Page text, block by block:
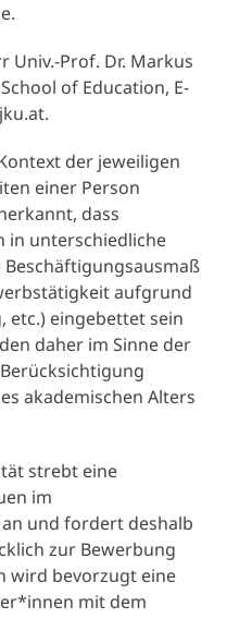
Univ.-Prof. Dr. Markus
of Education, E-
der jeweiligen
einer Person
dass
in unterschiedliche
aufgrund
etc.) eingebettet sein
daher im Sinne der
akademischen Alters
strebt eine
im
und fordert deshalb
zur Bewerbung
wird bevorzugt eine
mit dem